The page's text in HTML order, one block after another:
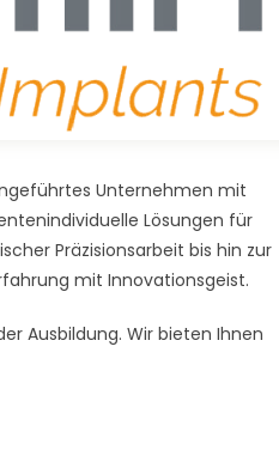
Unternehmen mit
Lösungen für
Präzisionsarbeit bis hin zur
mit Innovationsgeist.
Ausbildung. Wir bieten Ihnen